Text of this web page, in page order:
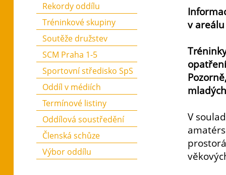
v areálu
V
Rekordy oddílu
Tréninkové skupiny
Soutěže družstev
SCM Praha 1-5
Sportovní středisko SpS
Oddíl v médiích
Termínové listiny
Oddílová soustředění
Členská schůze
Výbor oddílu